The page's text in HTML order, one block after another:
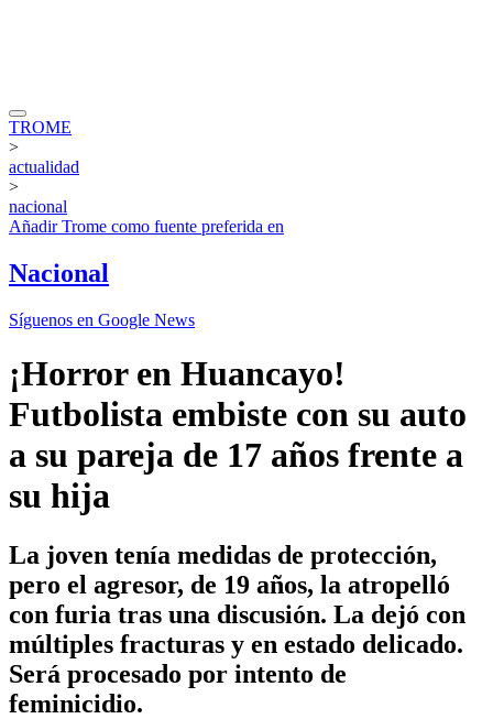
TROME
>
actualidad
>
nacional
AñadirTrome como fuente preferida en
Nacional
Síguenos en Google News
¡Horror en Huancayo!
Futbolista embiste con su auto
a su pareja de 17 años frente a
su hija
La joven tenía medidas de protección,
pero el agresor, de 19 años, la atropelló
con furia tras una discusión. La dejó con
múltiples fracturas y en estado delicado.
Será procesado por intento de
feminicidio.